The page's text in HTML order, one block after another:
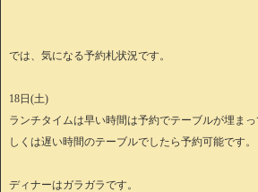
では、気になる予約札状況です。
18日(土)
ランチタイムは早い時間は予約でテーブルが埋ま
しくは遅い時間のテーブルでしたら予約可能です。
ディナーはガラガラです。